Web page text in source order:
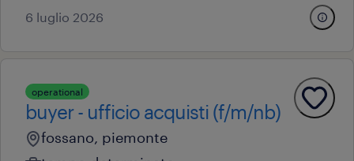
6 luglio 2026
operational
buyer - ufficio acquisti (f/m/nb)
fossano, piemonte